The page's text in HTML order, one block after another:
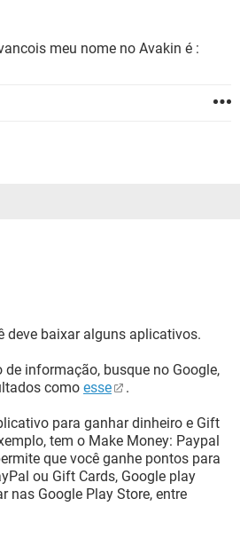
GMAIL
meu nome no Avakin é :
deve baixar alguns aplicativos.
de informação, busque no Google,
como esse .
para ganhar dinheiro e Gift
tem o Make Money: Paypal
que você ganhe pontos para
ou Gift Cards, Google play
nas Google Play Store, entre